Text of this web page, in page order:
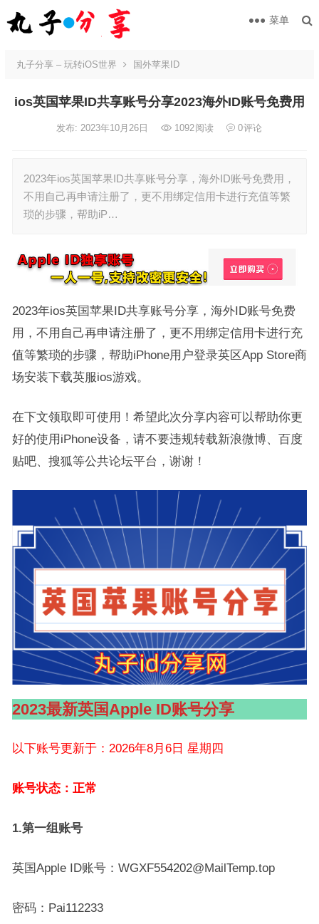
菜单
丸子分享 – 玩转iOS世界 国外苹果ID
ios英国苹果ID共享账号分享2023海外ID账号免费用
发布: 2023年10月26日 1092阅读 0评论
2023年ios英国苹果ID共享账号分享，海外ID账号免费用，
不用自己再申请注册了，更不用绑定信用卡进行充值等繁
琐的步骤，帮助iP…
2023年ios英国苹果ID共享账号分享，海外ID账号免费
用，不用自己再申请注册了，更不用绑定信用卡进行充
值等繁琐的步骤，帮助iPhone用户登录英区App Store商
场安装下载英服ios游戏。
在下文领取即可使用！希望此次分享内容可以帮助你更
好的使用iPhone设备，请不要违规转载新浪微博、百度
贴吧、搜狐等公共论坛平台，谢谢！
2023最新英国Apple ID账号分享
以下账号更新于：2026年8月6日 星期四
账号状态：正常
1.第一组账号
英国Apple ID账号：WGXF554202@MailTemp.top
密码：Pai112233